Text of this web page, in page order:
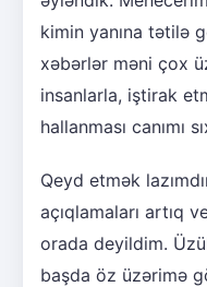
kimin yanına tətilə
xəbərlər məni çox
insanlarla, iştirak
hallanması canımı
Qeyd etmək
açıqlamaları artıq
orada deyildim.
başda öz üzərimə